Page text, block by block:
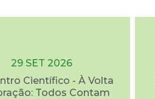
29 SET 2026
Científico - À Volta
Todos Contam